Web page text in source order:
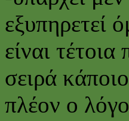
εξυπηρετεί
είναι
σειρά
πλέον ο